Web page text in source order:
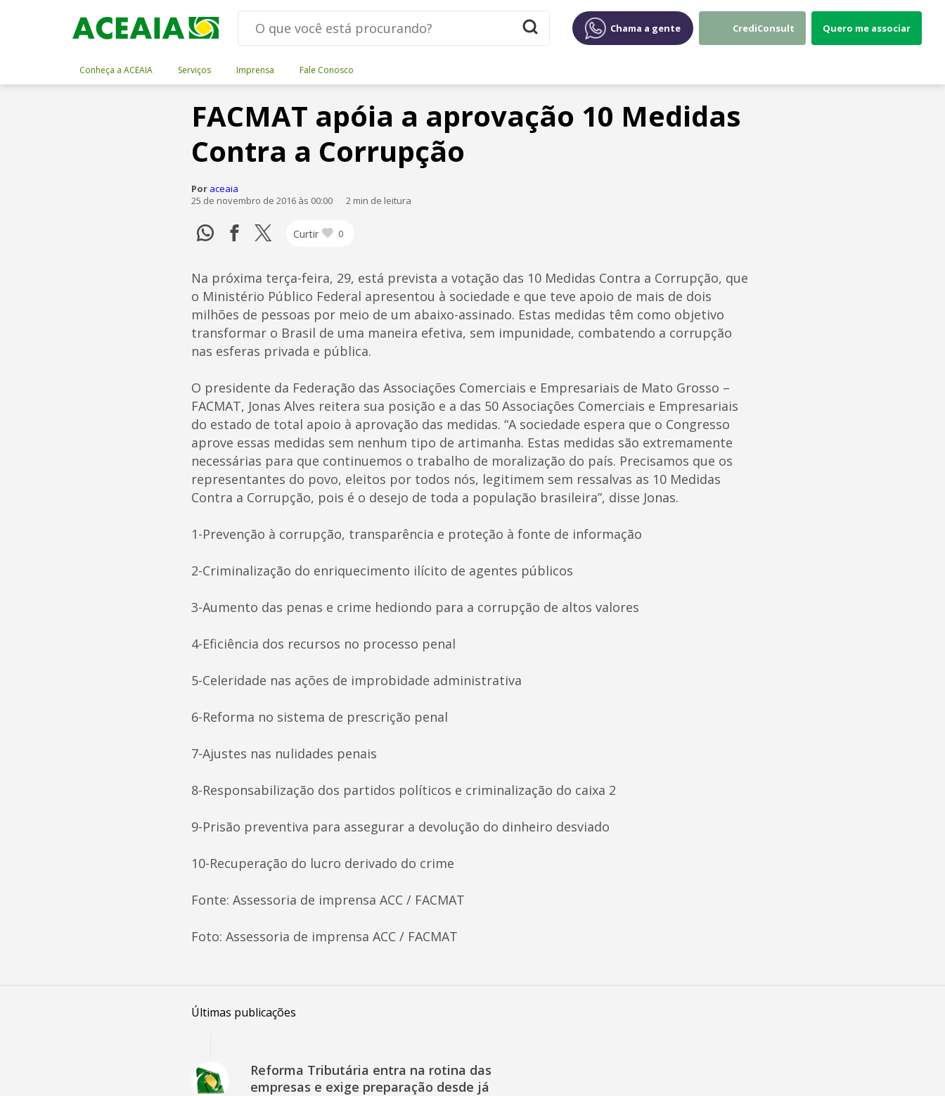
Chama a gente CrediConsult Quero me associar
Conheça a ACEAIA Serviços Imprensa Fale Conosco
FACMAT apóia a aprovação 10 Medidas
Contra a Corrupção
Por aceaia
25 de novembro de 2016 às 00:00
2 min de leitura
Curtir 0
Na próxima terça-feira, 29, está prevista a votação das 10 Medidas Contra a Corrupção, que
o Ministério Público Federal apresentou à sociedade e que teve apoio de mais de dois
milhões de pessoas por meio de um abaixo-assinado. Estas medidas têm como objetivo
transformar o Brasil de uma maneira efetiva, sem impunidade, combatendo a corrupção
nas esferas privada e pública.
O presidente da Federação das Associações Comerciais e Empresariais de Mato Grosso –
FACMAT, Jonas Alves reitera sua posição e a das 50 Associações Comerciais e Empresariais
do estado de total apoio à aprovação das medidas. “A sociedade espera que o Congresso
aprove essas medidas sem nenhum tipo de artimanha. Estas medidas são extremamente
necessárias para que continuemos o trabalho de moralização do país. Precisamos que os
representantes do povo, eleitos por todos nós, legitimem sem ressalvas as 10 Medidas
Contra a Corrupção, pois é o desejo de toda a população brasileira”, disse Jonas.
1-Prevenção à corrupção, transparência e proteção à fonte de informação
2-Criminalização do enriquecimento ilícito de agentes públicos
3-Aumento das penas e crime hediondo para a corrupção de altos valores
4-Eficiência dos recursos no processo penal
5-Celeridade nas ações de improbidade administrativa
6-Reforma no sistema de prescrição penal
7-Ajustes nas nulidades penais
8-Responsabilização dos partidos políticos e criminalização do caixa 2
9-Prisão preventiva para assegurar a devolução do dinheiro desviado
10-Recuperação do lucro derivado do crime
Fonte: Assessoria de imprensa ACC / FACMAT
Foto: Assessoria de imprensa ACC / FACMAT
Últimas publicações
Reforma Tributária entra na rotina das
empresas e exige preparação desde já